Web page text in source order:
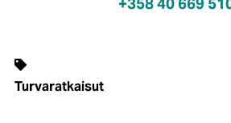
Turvaratkaisut